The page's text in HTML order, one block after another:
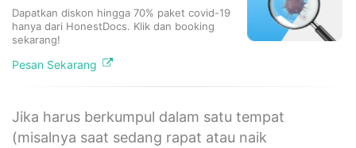
Dapatkan diskon hingga 70% paket covid-19
hanya dari HonestDocs. Klik dan booking
sekarang!
Pesan Sekarang
Jika harus berkumpul dalam satu tempat
(misalnya saat sedang rapat atau naik